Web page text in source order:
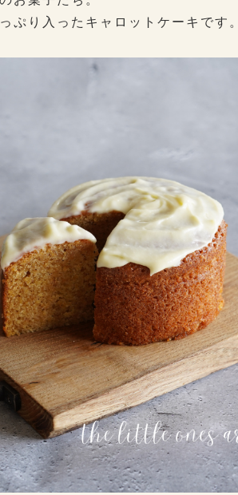
ぷり入ったキャロットケーキです。